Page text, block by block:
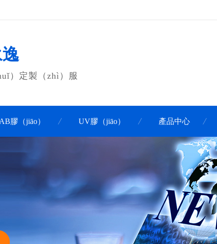
）定製（zhì）服
AB膠（jiāo） UV膠（jiāo） 產品中心